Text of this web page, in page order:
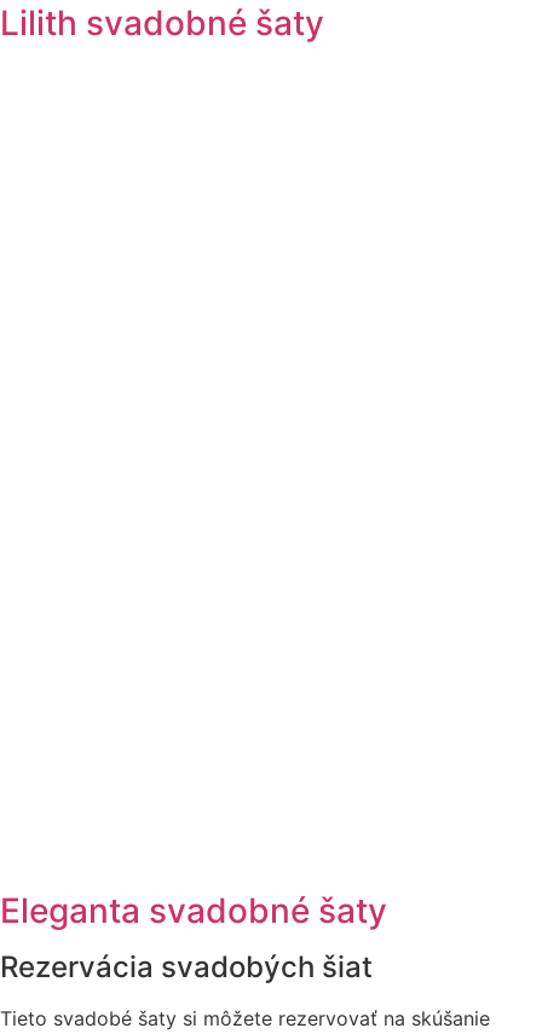
Lilith svadobné šaty
Eleganta svadobné šaty
Rezervácia svadobých šiat
Tieto svadobé šaty si môžete rezervovať na skúšanie